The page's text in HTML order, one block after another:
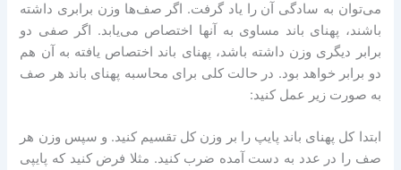
می‌توان به سادگی آن را یاد گرفت. اگر صف‌ها وزن برابری داشته
باشند، پهنای باند مساوی به آنها اختصاص می‌یابد. اگر صفی دو
برابر دیگری وزن داشته باشد، پهنای باند اختصاص یافته به آن هم
دو برابر خواهد بود. در حالت کلی برای محاسبه پهنای باند هر صف
به صورت زیر عمل کنید:
ابتدا کل پهنای باند پایپ را بر وزن کل تقسیم کنید. و سپس وزن هر
صف را در عدد به دست آمده ضرب کنید. مثلا فرض کنید که پایپی